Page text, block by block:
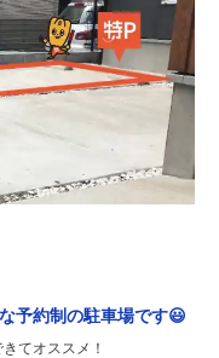
予約制の駐車場です😃
てオススメ！